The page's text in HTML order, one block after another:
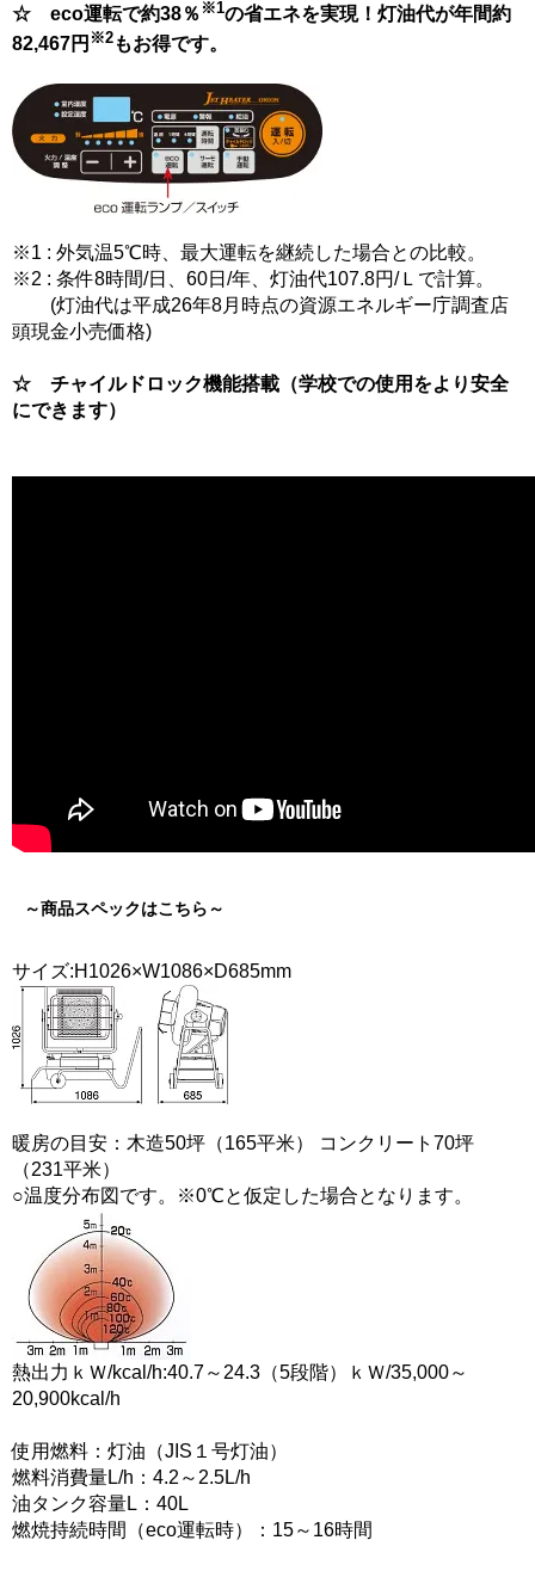
☆ eco運転で約38％ ※1の省エネを実現！灯油代が年間約
82,467円 ※2 もお得です。
※1 : 外気温5℃時、最大運転を継続した場合との比較。
※2 : 条件8時間/日、60日/年、灯油代107.8円/Ｌで計算。
(灯油代は平成26年8月時点の資源エネルギー庁調査店
頭現金小売価格)
☆ チャイルドロック機能搭載（学校での使用をより安全
にできます）
～商品スペックはこちら～
サイズ:H1026×W1086×D685mm
暖房の目安：木造50坪（165平米） コンクリート70坪
（231平米）
○温度分布図です。※0℃と仮定した場合となります。
熱出力ｋＷ/kcal/h:40.7～24.3（5段階）ｋＷ/35,000～
20,900kcal/h
使用燃料：灯油（JIS１号灯油）
燃料消費量L/h：4.2～2.5L/h
油タンク容量L：40L
燃焼持続時間（eco運転時）：15～16時間